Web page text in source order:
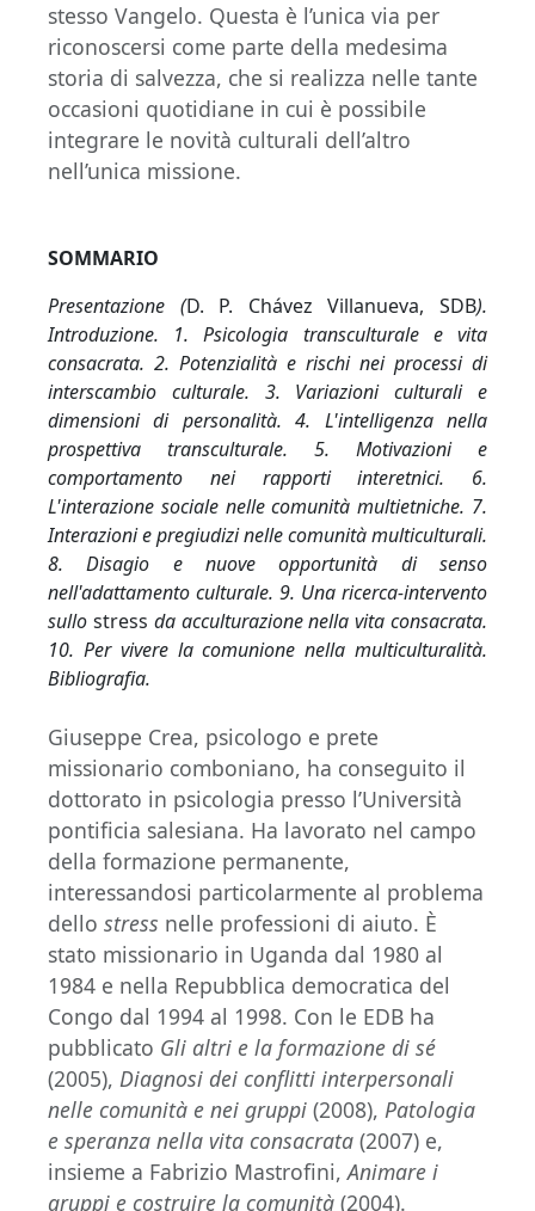
stesso Vangelo. Questa è l’unica via per
riconoscersi come parte della medesima
storia di salvezza, che si realizza nelle tante
occasioni quotidiane in cui è possibile
integrare le novità culturali dell’altro
nell’unica missione.
SOMMARIO
Presentazione (D. P. Chávez Villanueva, SDB).
Introduzione. 1. Psicologia transculturale e vita
consacrata. 2. Potenzialità e rischi nei processi di
interscambio culturale. 3. Variazioni culturali e
dimensioni di personalità. 4. L'intelligenza nella
prospettiva transculturale. 5. Motivazioni e
comportamento nei rapporti interetnici. 6.
L'interazione sociale nelle comunità multietniche. 7.
Interazioni e pregiudizi nelle comunità multiculturali.
8. Disagio e nuove opportunità di senso
nell'adattamento culturale. 9. Una ricerca-intervento
sullo stress da acculturazione nella vita consacrata.
10. Per vivere la comunione nella multiculturalità.
Bibliografia.
Giuseppe Crea, psicologo e prete
missionario comboniano, ha conseguito il
dottorato in psicologia presso l’Università
pontificia salesiana. Ha lavorato nel campo
della formazione permanente,
interessandosi particolarmente al problema
dello stress nelle professioni di aiuto. È
stato missionario in Uganda dal 1980 al
1984 e nella Repubblica democratica del
Congo dal 1994 al 1998. Con le EDB ha
pubblicato Gli altri e la formazione di sé
(2005), Diagnosi dei conflitti interpersonali
nelle comunità e nei gruppi (2008), Patologia
e speranza nella vita consacrata (2007) e,
insieme a Fabrizio Mastrofini,Animare i
gruppi e costruire la comunità (2004).